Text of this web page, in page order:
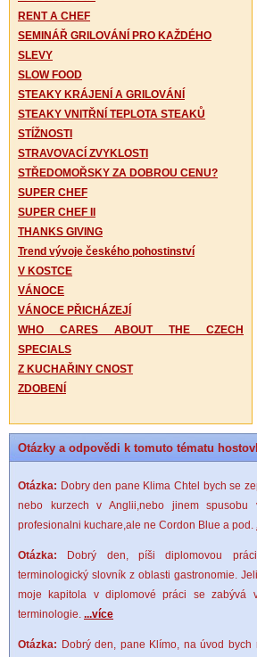
RENT A CHEF
SEMINÁŘ GRILOVÁNÍ PRO KAŽDÉHO
SLEVY
SLOW FOOD
STEAKY KRÁJENÍ A GRILOVÁNÍ
STEAKY VNITŘNÍ TEPLOTA STEAKŮ
STÍŽNOSTI
STRAVOVACÍ ZVYKLOSTI
STŘEDOMOŘSKY ZA DOBROU CENU?
SUPER CHEF
SUPER CHEF II
THANKS GIVING
Trend vývoje českého pohostinství
V KOSTCE
VÁNOCE
VÁNOCE PŘICHÁZEJÍ
WHO CARES ABOUT THE CZECH
SPECIALS
Z KUCHAŘINY CNOST
ZDOBENÍ
Otázky a odpovědi k tomuto tématu
Otázka: Dobry den pane Klima Chtel bych se
nebo kurzech v Anglii,nebo jinem spusobu
profesionalni kuchare,ale ne Cordon Blue a pod.
Otázka: Dobrý den, píši diplomovou
terminologický slovník z oblasti gastronomie.
moje kapitola v diplomové práci se zabývá
terminologie. ...více
Otázka: Dobrý den, pane Klímo, na úvod